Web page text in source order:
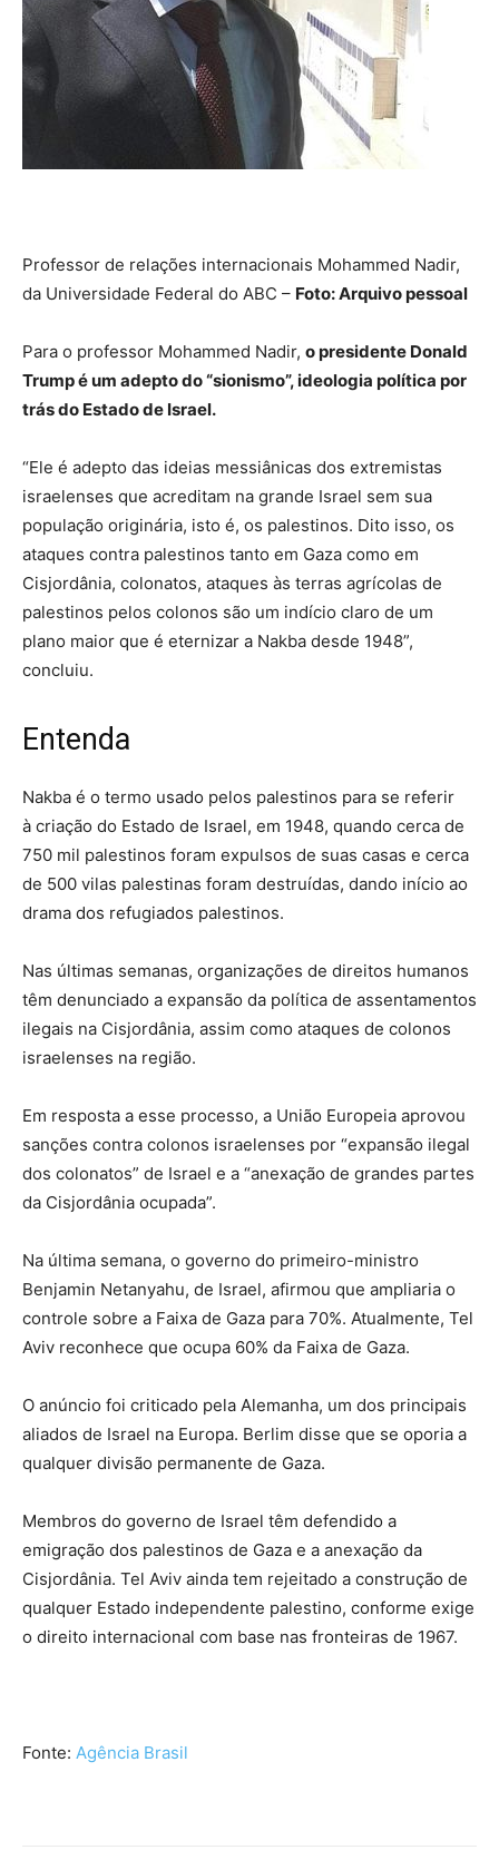
Professor de relações internacionais Mohammed Nadir,
da Universidade Federal do ABC – Foto: Arquivo pessoal
Para o professor Mohammed Nadir, o presidente Donald
Trump é um adepto do “sionismo”, ideologia política por
trás do Estado de Israel.
“Ele é adepto das ideias messiânicas dos extremistas
israelenses que acreditam na grande Israel sem sua
população originária, isto é, os palestinos. Dito isso, os
ataques contra palestinos tanto em Gaza como em
Cisjordânia, colonatos, ataques às terras agrícolas de
palestinos pelos colonos são um indício claro de um
plano maior que é eternizar a Nakba desde 1948”,
concluiu.
Entenda
Nakba é o termo usado pelos palestinos para se referir
à criação do Estado de Israel, em 1948, quando cerca de
750 mil palestinos foram expulsos de suas casas e cerca
de 500 vilas palestinas foram destruídas, dando início ao
drama dos refugiados palestinos.
Nas últimas semanas, organizações de direitos humanos
têm denunciado a expansão da política de assentamentos
ilegais na Cisjordânia, assim como ataques de colonos
israelenses na região.
Em resposta a esse processo, a União Europeia aprovou
sanções contra colonos israelenses por “expansão ilegal
dos colonatos” de Israel e a “anexação de grandes partes
da Cisjordânia ocupada”.
Na última semana, o governo do primeiro-ministro
Benjamin Netanyahu, de Israel, afirmou que ampliaria o
controle sobre a Faixa de Gaza para 70%. Atualmente, Tel
Aviv reconhece que ocupa 60% da Faixa de Gaza.
O anúncio foi criticado pela Alemanha, um dos principais
aliados de Israel na Europa. Berlim disse que se oporia a
qualquer divisão permanente de Gaza.
Membros do governo de Israel têm defendido a
emigração dos palestinos de Gaza e a anexação da
Cisjordânia. Tel Aviv ainda tem rejeitado a construção de
qualquer Estado independente palestino, conforme exige
o direito internacional com base nas fronteiras de 1967.
Fonte: Agência Brasil